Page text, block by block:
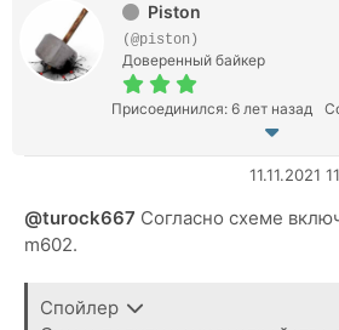
Piston
(@piston)
Доверенный байкер
Присоединился: 6 лет назад
11.11.2021
@turock667 Согласно схеме
m602.
Спойлер